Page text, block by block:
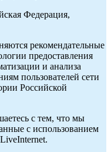
Федерация,
рекомендательные
предоставления
и анализа
пользователей сети
Российской
с тем, что мы
с использованием